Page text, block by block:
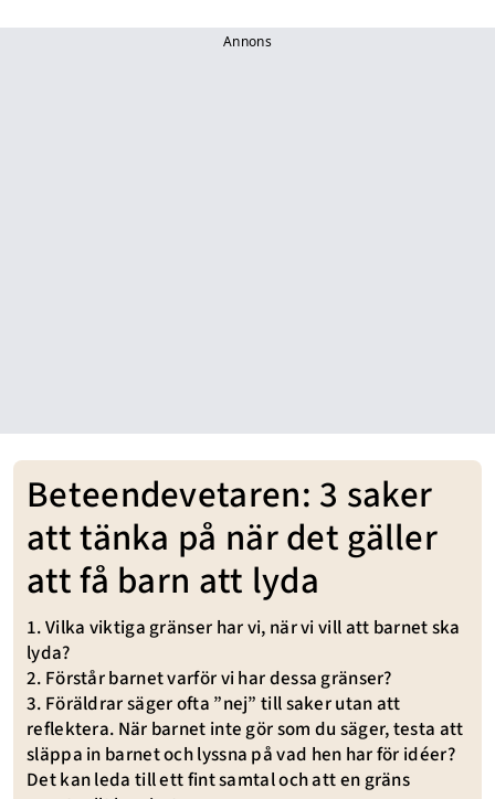
Annons
Beteendevetaren: 3 saker
att tänka på när det gäller
att få barn att lyda
1. Vilka viktiga gränser har vi, när vi vill att barnet ska
lyda?
2. Förstår barnet varför vi har dessa gränser?
3. Föräldrar säger ofta ”nej” till saker utan att
reflektera. När barnet inte gör som du säger, testa att
släppa in barnet och lyssna på vad hen har för idéer?
Det kan leda till ett fint samtal och att en gräns